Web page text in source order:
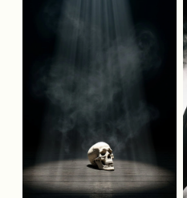
Артём Быстров, Андрей
Романов, Софья